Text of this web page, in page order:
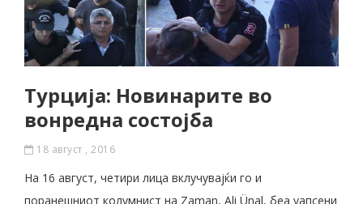
Турција: Новинарите во
вонредна состојба
18 август , 2016
На 16 август, четири лица вклучувајќи го и
поранешниот колумнист на Zaman, Ali Ünal, беа уапсени